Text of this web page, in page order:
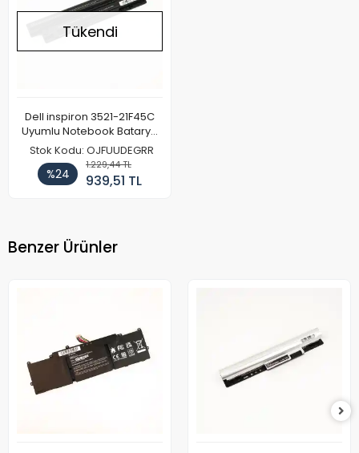
Tükendi
Dell inspiron 3521-21F45C
Uyumlu Notebook Batarya
Pil 4400mAh
Stok Kodu: OJFUUDEGRR
%24
1.229,44 TL
939,51 TL
Benzer Ürünler